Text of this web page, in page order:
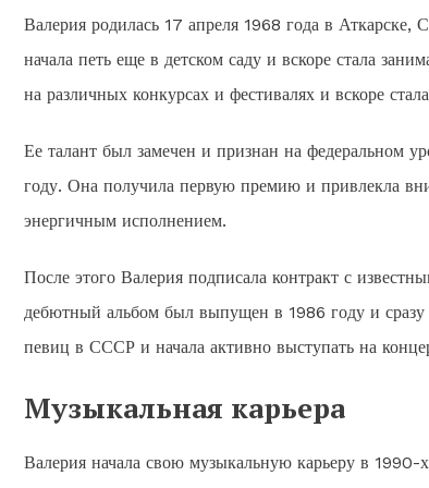
Валерия родилась 17 апреля 1968 года в
начала петь еще в детском саду и вскоре стала
на различных конкурсах и фестивалях и вскоре
Ее талант был замечен и признан на федеральном
году. Она получила первую премию и привлекла
энергичным исполнением.
После этого Валерия подписала контракт с
дебютный альбом был выпущен в 1986 году и
певиц в СССР и начала активно выступать на
Музыкальная карьера
Валерия начала свою музыкальную карьеру в